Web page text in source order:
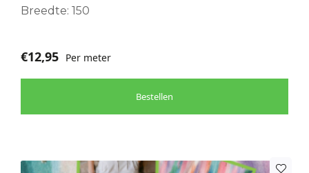
Breedte: 150
€12,95 Per meter
Bestellen